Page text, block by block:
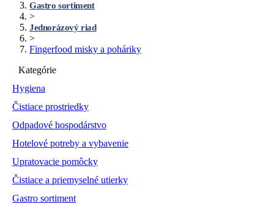
Gastro sortiment
>
Jednorázový riad
>
Fingerfood misky a poháriky
Kategórie
Hygiena
Čistiace prostriedky
Odpadové hospodárstvo
Hotelové potreby a vybavenie
Upratovacie pomôcky
Čistiace a priemyselné utierky
Gastro sortiment